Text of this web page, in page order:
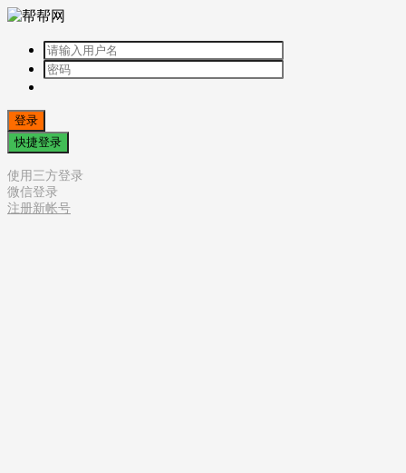
登录
快捷登录
使用三方登录
微信登录
注册新帐号